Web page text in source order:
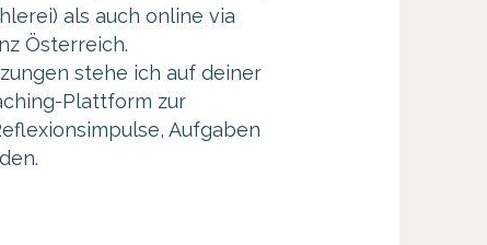
als auch online via
Österreich.
stehe ich auf deiner
Plattform zur
Aufgaben